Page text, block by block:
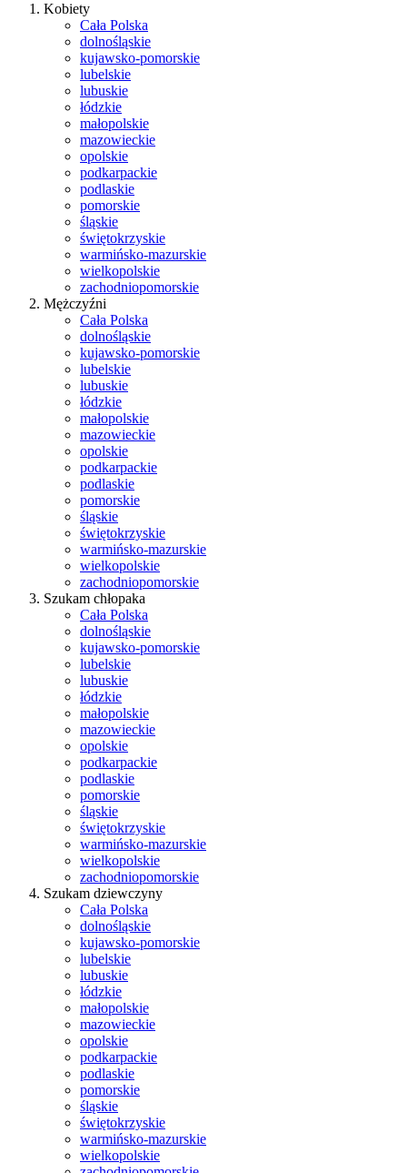
Kobiety
Cała Polska
dolnośląskie
kujawsko-pomorskie
lubelskie
lubuskie
łódzkie
małopolskie
mazowieckie
opolskie
podkarpackie
podlaskie
pomorskie
śląskie
świętokrzyskie
warmińsko-mazurskie
wielkopolskie
zachodniopomorskie
Mężczyźni
Cała Polska
dolnośląskie
kujawsko-pomorskie
lubelskie
lubuskie
łódzkie
małopolskie
mazowieckie
opolskie
podkarpackie
podlaskie
pomorskie
śląskie
świętokrzyskie
warmińsko-mazurskie
wielkopolskie
zachodniopomorskie
Szukam chłopaka
Cała Polska
dolnośląskie
kujawsko-pomorskie
lubelskie
lubuskie
łódzkie
małopolskie
mazowieckie
opolskie
podkarpackie
podlaskie
pomorskie
śląskie
świętokrzyskie
warmińsko-mazurskie
wielkopolskie
zachodniopomorskie
Szukam dziewczyny
Cała Polska
dolnośląskie
kujawsko-pomorskie
lubelskie
lubuskie
łódzkie
małopolskie
mazowieckie
opolskie
podkarpackie
podlaskie
pomorskie
śląskie
świętokrzyskie
warmińsko-mazurskie
wielkopolskie